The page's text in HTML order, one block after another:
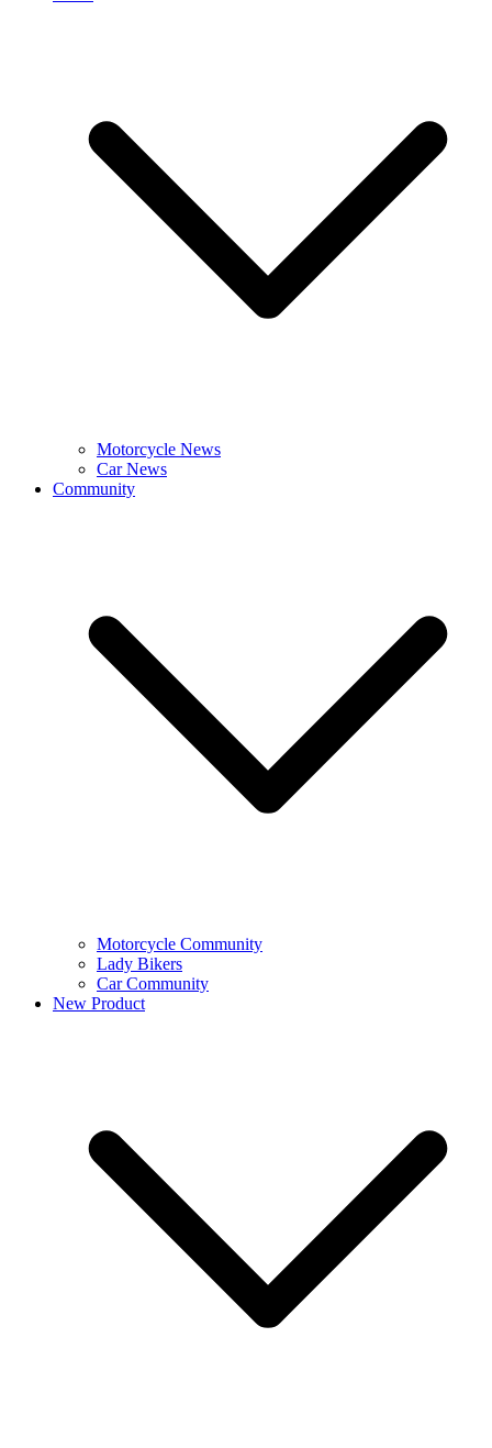
Motorcycle News
Car News
Community
Motorcycle Community
Lady Bikers
Car Community
New Product